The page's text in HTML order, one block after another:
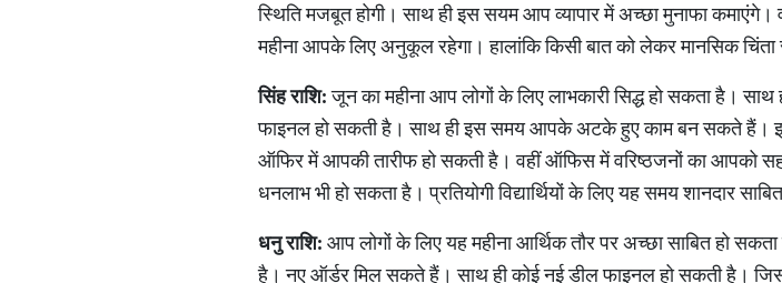
स्थिति मजबूत होगी। साथ ही इस सयम आप व्यापार में अच्छा मुनाफा
महीना आपके लिए अनुकूल रहेगा। हालांकि किसी बात को लेकर मानसिक
सिंहराशि:जून का महीना आप लोगों के लिए लाभकारी सिद्ध हो सकता है। साथ
फाइनल हो सकती है। साथ ही इस समय आपके अटके हुए काम बन सकते हैं।
ऑफिर में आपकी तारीफ हो सकती है। वहीं ऑफिस में वरिष्ठजनों का आपको
धनलाभ भी हो सकता है। प्रतियोगी विद्यार्थियों के लिए यह समय शानदार
धनुराशि: आप लोगों के लिए यह महीना आर्थिक तौर पर अच्छा साबित हो
है। नए ऑर्डर मिल सकते हैं। साथ ही कोई नई डील फाइनल हो सकती है।